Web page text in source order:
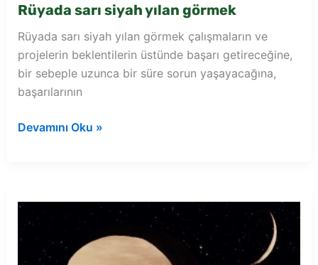
Rüyada sarı siyah yılan görmek
Rüyada sarı siyah yılan görmek çalışmaların ve
projelerin beklentilerin üstünde başarı getireceğine,
bir sebeple uzunca bir süre sorun yaşayacağına,
başarılarının
Rüyada
görmek
Devamını Oku »